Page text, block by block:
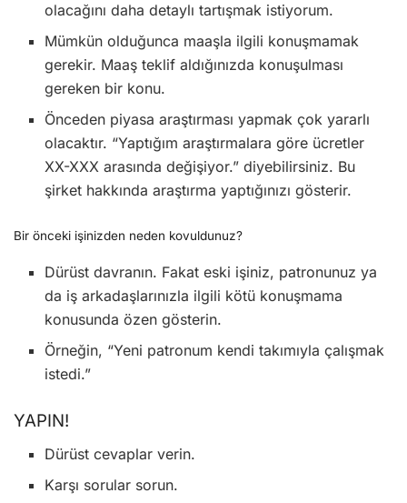
olacağını daha detaylı tartışmak istiyorum.
Mümkün olduğunca maaşla ilgili konuşmamak
gerekir. Maaş teklif aldığınızda konuşulması
gereken bir konu.
Önceden piyasa araştırması yapmak çok yararlı
olacaktır. “Yaptığım araştırmalara göre ücretler
XX-XXX arasında değişiyor.” diyebilirsiniz. Bu
şirket hakkında araştırma yaptığınızı gösterir.
Bir önceki işinizden neden kovuldunuz?
Dürüst davranın. Fakat eski işiniz, patronunuz ya
da iş arkadaşlarınızla ilgili kötü konuşmama
konusunda özen gösterin.
Örneğin, “Yeni patronum kendi takımıyla çalışmak
istedi.”
YAPIN!
Dürüst cevaplar verin.
Karşı sorular sorun.